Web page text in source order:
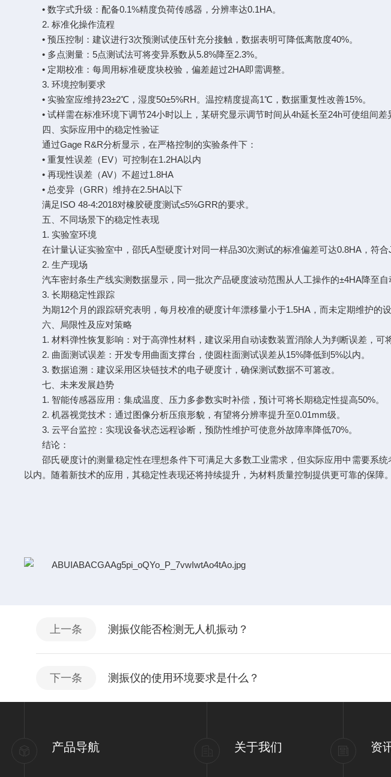
• 数字式升级：配备0.1%精度负荷传感器，分辨率达0.1HA。
2. 标准化操作流程
• 预压控制：建议进行3次预测试使压针充分接触，数据表明可降低离散度40%。
• 多点测量：5点测试法可将变异系数从5.8%降至2.3%。
• 定期校准：每周用标准硬度块校验，偏差超过2HA即需调整。
3. 环境控制要求
• 实验室应维持23±2℃，湿度50±5%RH。温控精度提高1℃，数据重复性改善15%。
• 试样需在标准环境下调节24小时以上，某研究显示调节时间从4h延长至24h可使组间差
四、实际应用中的稳定性验证
通过Gage R&R分析显示，在严格控制的实验条件下：
• 重复性误差（EV）可控制在1.2HA以内
• 再现性误差（AV）不超过1.8HA
• 总变异（GRR）维持在2.5HA以下
满足ISO 48-4:2018对橡胶硬度测试≤5%GRR的要求。
五、不同场景下的稳定性表现
1. 实验室环境
在计量认证实验室中，邵氏A型硬度计对同一样品30次测试的标准偏差可达0.8HA，符合
2. 生产现场
汽车密封条生产线实测数据显示，同一批次产品硬度波动范围从人工操作的±4HA降至自
3. 长期稳定性跟踪
为期12个月的跟踪研究表明，每月校准的硬度计年漂移量小于1.5HA，而未定期维护的
六、局限性及应对策略
1. 材料弹性恢复影响：对于高弹性材料，建议采用自动读数装置消除人为判断误差，可
2. 曲面测试误差：开发专用曲面支撑台，使圆柱面测试误差从15%降低到5%以内。
3. 数据追溯：建议采用区块链技术的电子硬度计，确保测试数据不可篡改。
七、未来发展趋势
1. 智能传感器应用：集成温度、压力多参数实时补偿，预计可将长期稳定性提高50%。
2. 机器视觉技术：通过图像分析压痕形貌，有望将分辨率提升至0.01mm级。
3. 云平台监控：实现设备状态远程诊断，预防性维护可使意外故障率降低70%。
结论：
邵氏硬度计的测量稳定性在理想条件下可满足大多数工业需求，但实际应用中需要系
以内。随着新技术的应用，其稳定性表现还将持续提升，为材料质量控制提供更可靠的保
上一条 测振仪能否检测无人机振动？
下一条 测振仪的使用环境要求是什么？
产品导航 关于我们 资